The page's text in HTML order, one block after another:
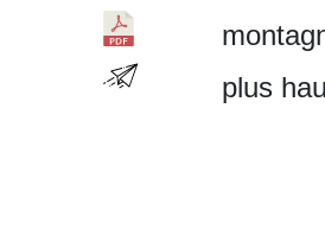
plus